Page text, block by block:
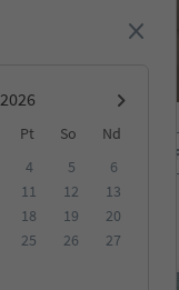
Pt So
Nd
4 5
6
11 12
13
18 19
20
25 26
27